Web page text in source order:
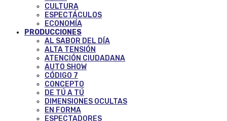
CULTURA
ESPECTÁCULOS
ECONOMÍA
PRODUCCIONES
AL SABOR DEL DÍA
ALTA TENSIÓN
ATENCIÓN CIUDADANA
AUTO SHOW
CÓDIGO 7
CONCEPTO
DE TÚ A TÚ
DIMENSIONES OCULTAS
EN FORMA
ESPECTADORES